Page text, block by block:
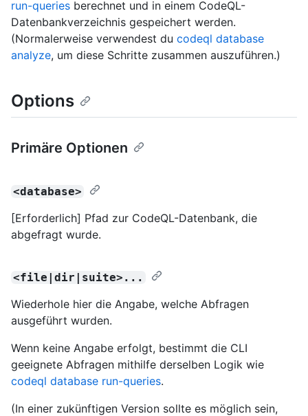
run-queries berechnet und in einem CodeQL-
Datenbankverzeichnis gespeichert werden.
(Normalerweise verwendest du codeql database
analyze, um diese Schritte zusammen auszuführen.)
Options
Primäre Optionen
<database>
[Erforderlich] Pfad zur CodeQL-Datenbank, die
abgefragt wurde.
<file|dir|suite>...
Wiederhole hier die Angabe, welche Abfragen
ausgeführt wurden.
Wenn keine Angabe erfolgt, bestimmt die CLI
geeignete Abfragen mithilfe derselben Logik wie
codeql database run-queries.
(In einer zukünftigen Version sollte es möglich sein,